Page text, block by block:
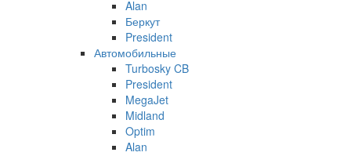
Alan
Беркут
President
Автомобильные
Turbosky CB
President
MegaJet
Midland
Optim
Alan